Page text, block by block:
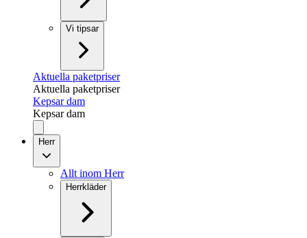
Vi tipsar
Aktuella paketpriser
Aktuella paketpriser
Kepsar dam
Kepsar dam
Herr
Allt inom Herr
Herrkläder